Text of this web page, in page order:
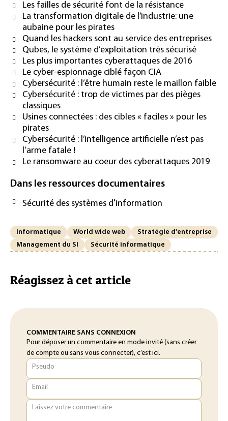
Les failles de sécurité font de la résistance
La transformation digitale de l’industrie: une
aubaine pour les pirates
Quand les hackers sont au service des entreprises
Qubes, le système d’exploitation très sécurisé
Les plus importantes cyberattaques de 2016
Le cyber-espionnage ciblé façon CIA
Cybersécurité : l’être humain reste le maillon faible
Cybersécurité : trop de victimes par des pièges
classiques
Usines connectées : des cibles « faciles » pour les
pirates
Cybersécurité : l’intelligence artificielle n’est pas
l’arme fatale !
Le ransomware au coeur des cyberattaques 2019
Dans les ressources documentaires
Sécurité des systèmes d'information
Informatique World wide web
Stratégie d'entreprise
Management du SI
Sécurité informatique
Réagissez à cet article
COMMENTAIRE SANS CONNEXION
Pour déposer un commentaire en mode invité (sans créer
de compte ou sans vous connecter), c’est ici.
Pseudo
Email
Laissez votre commentaire